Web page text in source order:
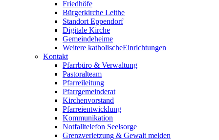
Friedhöfe
Bürgerkirche Leithe
Standort Eppendorf
Digitale Kirche
Gemeindeheime
Weitere katholische­­Einrichtungen
Kontakt
Pfarrbüro & Verwaltung
Pastoralteam
Pfarreileitung
Pfarrgemeinderat
Kirchenvorstand
Pfarreientwicklung
Kommunikation
Notfalltelefon Seelsorge
Grenzverletzung & Gewalt melden